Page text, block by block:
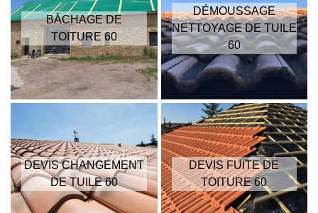
BÂCHAGE DE
TOITURE 60
DÉMOUSSAGE
NETTOYAGE DE TUILE
60
DEVIS CHANGEMENT
DE TUILE 60
DEVIS FUITE DE
TOITURE 60